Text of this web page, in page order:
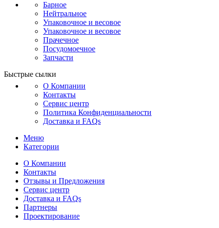
Барное
Нейтральное
Упаковочное и весовое
Упаковочное и весовое
Прачечное
Посудомоечное
Запчасти
Быстрые сылки
О Компании
Контакты
Сервис центр
Политика Конфиденциальности
Доставка и FAQs
Меню
Категории
О Компании
Контакты
Отзывы и Предложения
Сервис центр
Доставка и FAQs
Партнеры
Проектирование